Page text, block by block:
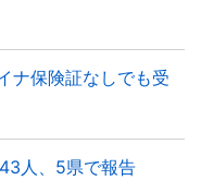
ナ保険証なしでも受
人、5県で報告